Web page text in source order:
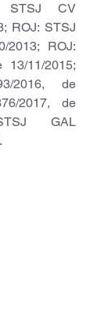
STSJ CV
ROJ: STSJ
2013; ROJ:
11/2015;
2016, de
2017, de
GAL